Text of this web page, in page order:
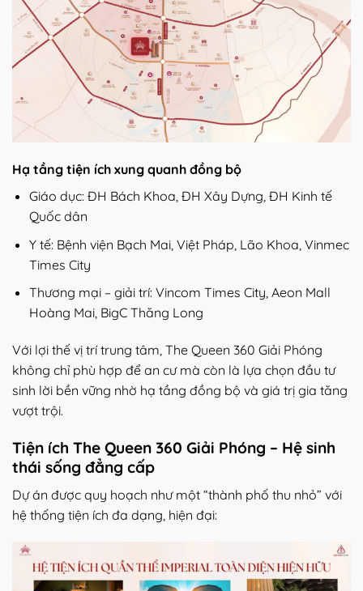
Hạ tầng tiện ích xung quanh đồng bộ
Giáo dục: ĐH Bách Khoa, ĐH Xây Dựng, ĐH Kinh tế
Quốc dân
Y tế: Bệnh viện Bạch Mai, Việt Pháp, Lão Khoa, Vinmec
Times City
Thương mại – giải trí: Vincom Times City, Aeon Mall
Hoàng Mai, BigC Thăng Long
Với lợi thế vị trí trung tâm, The Queen 360 Giải Phóng
không chỉ phù hợp để an cư mà còn là lựa chọn đầu tư
sinh lời bền vững nhờ hạ tầng đồng bộ và giá trị gia tăng
vượt trội.
Tiện ích The Queen 360 Giải Phóng – Hệ sinh
thái sống đẳng cấp
Dự án được quy hoạch như một “thành phố thu nhỏ” với
hệ thống tiện ích đa dạng, hiện đại: